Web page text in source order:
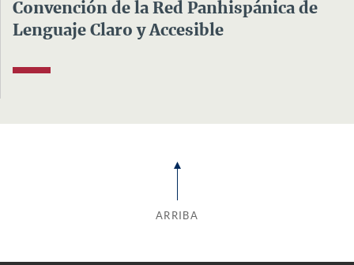
Convención de la Red Panhispánica de
Lenguaje Claro y Accesible
ARRIBA